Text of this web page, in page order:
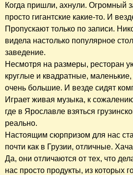
Когда пришли, ахнули. Огромный
просто гигантские какие-то. И
Пропускают только по записи.
видела настолько популярное
заведение.
Несмотря на размеры, ресторан
круглые и квадратные,
очень большие. И везде сидят
Играет живая музыка, к
где в Ярославле взяться
реально.
Настоящим сюрпризом для нас
почти как в Грузии, отличные.
Да, они отличаются от тех, что
нас просто продукты, из которых